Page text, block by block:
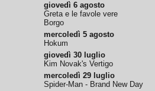
giovedì 6 agosto
Greta e le favole vere
Borgo
mercoledì 5 agosto
Hokum
giovedì 30 luglio
Kim Novak's Vertigo
mercoledì 29 luglio
Spider-Man - Brand New Day